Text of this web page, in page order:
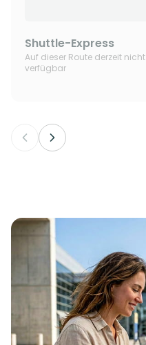
Shuttle-Express
Auf dieser Route derzeit nicht
verfügbar